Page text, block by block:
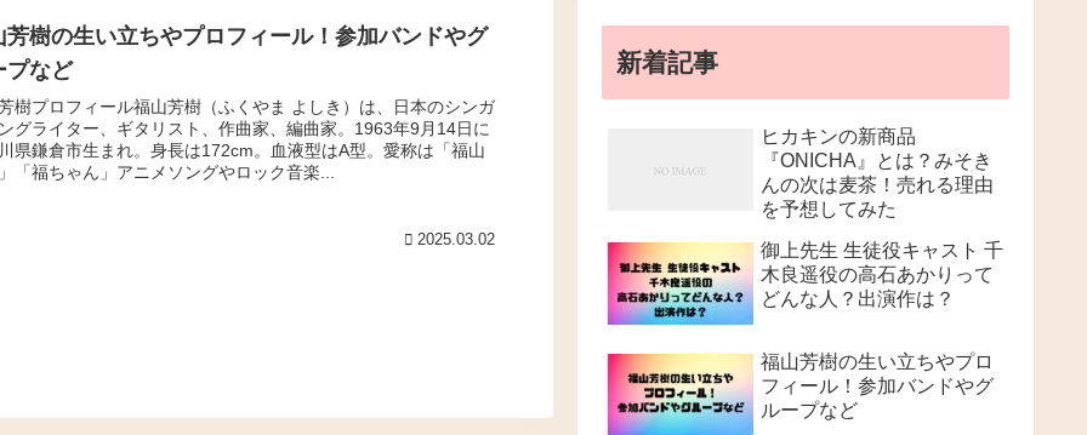
芳樹の生い立ちやプロフィール！参加バンドやグ
プなど
樹プロフィール福山芳樹（ふくやま よしき）は、日本のシンガ
グライター、ギタリスト、作曲家、編曲家。1963年9月14日に
県鎌倉市生まれ。身長は172cm。血液型はA型。愛称は「福山
「福ちゃん」アニメソングやロック音楽...
2025.03.02
新着記事
ヒカキンの新商品
『ONICHA』とは？みそき
んの次は麦茶！売れる理由
を予想してみた
御上先生 生徒役キャスト 千
木良遥役の高石あかりって
どんな人？出演作は？
福山芳樹の生い立ちやプロ
フィール！参加バンドやグ
ループなど